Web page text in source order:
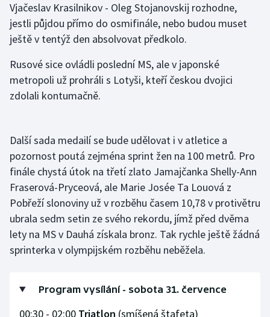
Vjačeslav Krasilnikov - Oleg Stojanovskij rozhodne,
jestli půjdou přímo do osmifinále, nebo budou muset
ještě v tentýž den absolvovat předkolo.
Rusové sice ovládli poslední MS, ale v japonské
metropoli už prohráli s Lotyši, kteří českou dvojici
zdolali kontumačně.
Další sada medailí se bude udělovat i v atletice a
pozornost poutá zejména sprint žen na 100 metrů. Pro
finále chystá útok na třetí zlato Jamajčanka Shelly-Ann
Fraserová-Pryceová, ale Marie Josée Ta Louová z
Pobřeží slonoviny už v rozběhu časem 10,78 v protivětru
ubrala sedm setin ze svého rekordu, jímž před dvěma
lety na MS v Dauhá získala bronz. Tak rychle ještě žádná
sprinterka v olympijském rozběhu neběžela.
Program vysílání - sobota 31. července
00:30 - 02:00 Triatlon (smíšená štafeta)